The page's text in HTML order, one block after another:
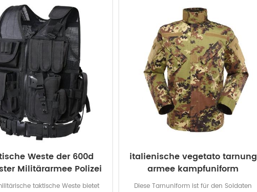
abrieb- und reißfest.
Weste der 600d
Militärarmee Polizei
taktische Weste bietet
italienische vegetato tarnung
armee kampfuniform
Diese Tarnuniform ist für den Soldaten